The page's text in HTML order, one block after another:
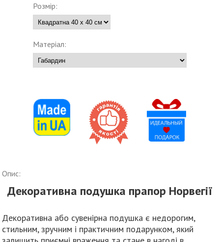
Розмір:
Матеріал:
Опис:
Декоративна подушка прапор Норвегії
Декоративна або сувенірна подушка є недорогим,
стильним, зручним і практичним подарунком, який